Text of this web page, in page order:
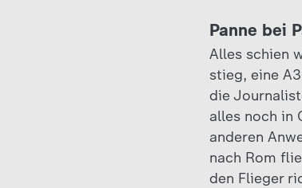
Panne bei
Alles schien
stieg, eine
die
alles noch in
anderen
nach Rom
den Flieger